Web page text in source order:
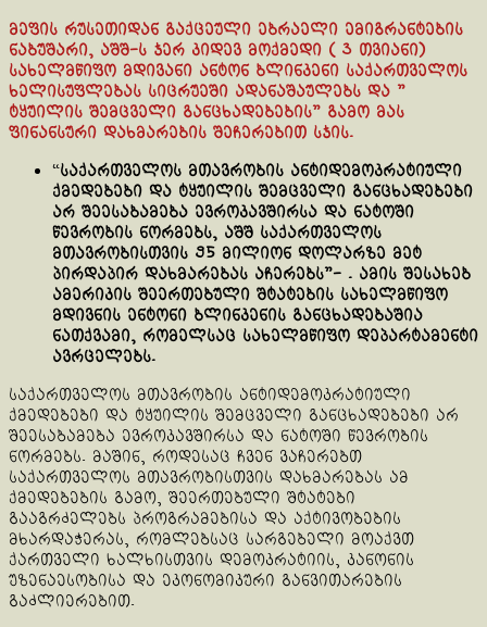
მეფის რუსეთიდან გაქცეული ებრაელი ემიგრანტების
ნაბუშარი, აშშ-ს ჯერ კიდევ მოქმედი ( 3 თვიანი)
სახელმწიფო მდივანი ანტონ ბლინკენი საქართველოს
ხელისუფლებას სიცრუეში ადანაშაულებს და ”
ტყუილის შემცველი განცხადებების” გამო მას
ფინანსური დახმარების შეჩერებით სჯის.
“საქართველოს მთავრობის ანტიდემოკრატიული
ქმედებები და ტყუილის შემცველი განცხადებები
არ შეესაბამება ევროკავშირსა და ნატოში
წევრობის ნორმებს, აშშ საქართველოს
მთავრობისთვის 95 მილიონ დოლარზე მეტ
პირდაპირ დახმარებას აჩერებს”- . ამის შესახებ
ამერიკის შეერთებული შტატების სახელმწიფო
მდივნის ენტონი ბლინკენის განცხადებაშია
ნათქვამი, რომელსაც სახელმწიფო დეპარტამენტი
ავრცელებს.
საქართველოს მთავრობის ანტიდემოკრატიული
ქმედებები და ტყუილის შემცველი განცხადებები არ
შეესაბამება ევროკავშირსა და ნატოში წევრობის
ნორმებს. მაშინ, როდესაც ჩვენ ვაჩერებთ
საქართველოს მთავრობისთვის დახმარებას ამ
ქმედებების გამო, შეერთებული შტატები
გააგრძელებს პროგრამებისა და აქტივობების
მხარდაჭერას, რომლებსაც სარგებელი მოაქვთ
ქართველი ხალხისთვის დემოკრატიის, კანონის
უზენაესობისა და ეკონომიკური განვითარების
გაძლიერებით.